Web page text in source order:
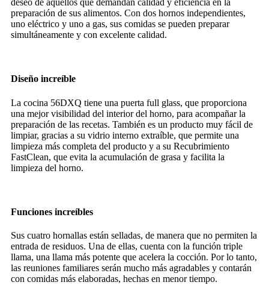
deseo de aquellos que demandan calidad y eficiencia en la
preparación de sus alimentos. Con dos hornos independientes,
uno eléctrico y uno a gas, sus comidas se pueden preparar
simultáneamente y con excelente calidad.
Diseño increíble
La cocina 56DXQ tiene una puerta full glass, que proporciona
una mejor visibilidad del interior del horno, para acompañar la
preparación de las recetas. También es un producto muy fácil de
limpiar, gracias a su vidrio interno extraíble, que permite una
limpieza más completa del producto y a su Recubrimiento
FastClean, que evita la acumulación de grasa y facilita la
limpieza del horno.
Funciones increíbles
Sus cuatro hornallas están selladas, de manera que no permiten la
entrada de residuos. Una de ellas, cuenta con la función triple
llama, una llama más potente que acelera la cocción. Por lo tanto,
las reuniones familiares serán mucho más agradables y contarán
con comidas más elaboradas, hechas en menor tiempo.